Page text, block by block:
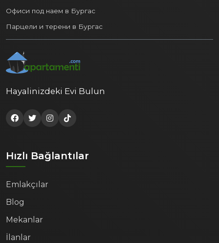
Офиси под наем в Бургас
Парцели и терени в Бургас
Hayalinizdeki Evi Bulun
Hızlı Bağlantılar
Emlakçılar
Blog
Mekanlar
İlanlar